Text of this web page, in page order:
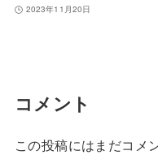
2023年11月20日
コメント
この投稿にはまだコメ